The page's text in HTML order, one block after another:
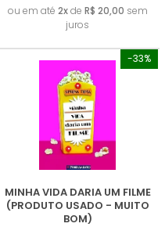
ou em até 2xde R$ 20,00 sem
juros
-33%
MINHA VIDA DARIA UM FILME
(PRODUTO USADO - MUITO
BOM)